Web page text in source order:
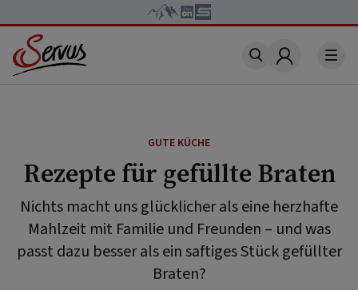
Account
GUTE KÜCHE
Rezepte für gefüllte Braten
Nichts macht uns glücklicher als eine herzhafte
Mahlzeit mit Familie und Freunden – und was
passt dazu besser als ein saftiges Stück gefüllter
Braten?